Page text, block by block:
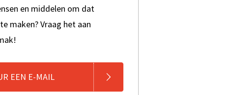
en middelen om dat
maken? Vraag het aan
EEN E-MAIL